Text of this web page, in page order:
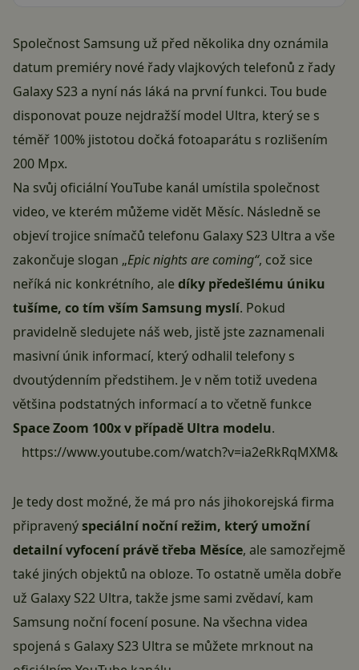
Společnost Samsung už před několika dny oznámila
datum premiéry nové řady vlajkových telefonů z řady
Galaxy S23 a nyní nás láká na první funkci. Tou bude
disponovat pouze nejdražší model Ultra, který se s
téměř 100% jistotou dočká fotoaparátu s rozlišením
200 Mpx.
Na svůj oficiální YouTube kanál umístila společnost
video, ve kterém můžeme vidět Měsíc. Následně se
objeví trojice snímačů telefonu Galaxy S23 Ultra a vše
zakončuje slogan „Epic nights are coming“, což sice
neříká nic konkrétního, aledíky předešlému úniku
tušíme, co tím vším Samsung myslí. Pokud
pravidelně sledujete náš web, jistě jste zaznamenali
masivní únik informací, který odhalil telefony s
dvoutýdenním předstihem. Je v něm totiž uvedena
většina podstatných informací a to včetně funkce
Space Zoom 100x v případě Ultra modelu.
https://www.youtube.com/watch?v=ia2eRkRqMXM&
Je tedy dost možné, že má pro nás jihokorejská firma
připravenýspeciální noční režim, který umožní
detailní vyfocení právě třeba Měsíce, ale samozřejmě
také jiných objektů na obloze. To ostatně uměla dobře
už Galaxy S22 Ultra, takže jsme sami zvědaví, kam
Samsung noční focení posune. Na všechna videa
spojená s Galaxy S23 Ultra se můžete mrknout na